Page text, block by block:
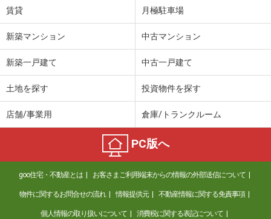
兵庫県姫路市広畑区則直
5.20万円
兵庫県たつの市龍野町中村
6.20万円
住 所
兵庫県たつの市龍野町中村
専有面積 68.75m²
間取り
3LDK
兵庫県西脇市和田町
賃貸 月極駐車場
新築マンション 中古マンション
新築一戸建て 中古一戸建て
土地を探す 投資物件を探す
店舗/事業用 倉庫/トランクルーム
PC版へ
goo住宅・不動産とは お客さまご利用端末からの情報の外部送信について
物件に関するお問合せの流れ 情報提供元 不動産情報に関する免責事項
個人情報の取り扱いについて 消費税に関する表記について